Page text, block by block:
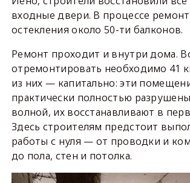
входные двери. В процессе
остекления около 50-ти балконов.
Ремонт проходит и внутри дома.
отремонтировать необходимо 41
из них — капитально: эти
практически полностью
волной, их восстанавливают в
Здесь строителям предстоит
работы с нуля — от проводки и
до пола, стен и потолка.